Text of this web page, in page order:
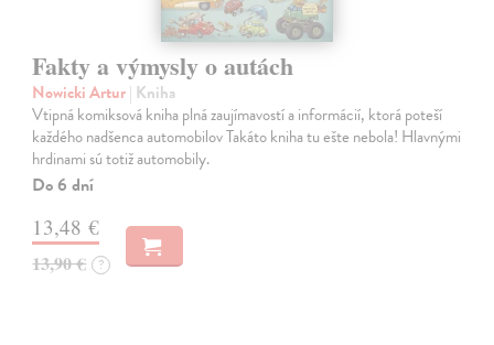
Fakty a výmysly o autách
Nowicki Artur| Kniha
Vtipná komiksová kniha plná zaujímavostí a informácií, ktorá poteší
každého nadšenca automobilov Takáto kniha tu ešte nebola! Hlavnými
hrdinami sú totiž automobily.
Do 6 dní
13,48 €
13,90 € ?